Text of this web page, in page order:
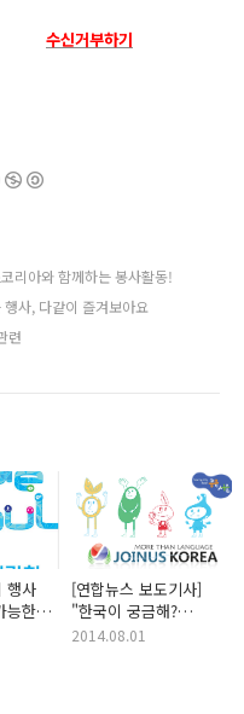
수신거부하기
리아와 함께하는 봉사활동!
사, 다같이 즐겨보아요
련
행사
능한
[연합뉴스 보도기사]
"한국이 궁금해?
무엇이든 물어보세요"
2014.08.01